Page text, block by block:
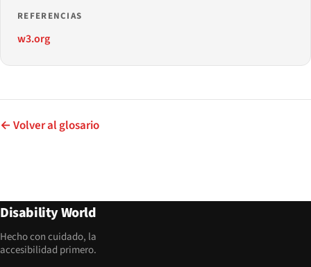
REFERENCIAS
w3.org
← Volver al glosario
Disability World
Hecho con cuidado, la
accesibilidad primero.